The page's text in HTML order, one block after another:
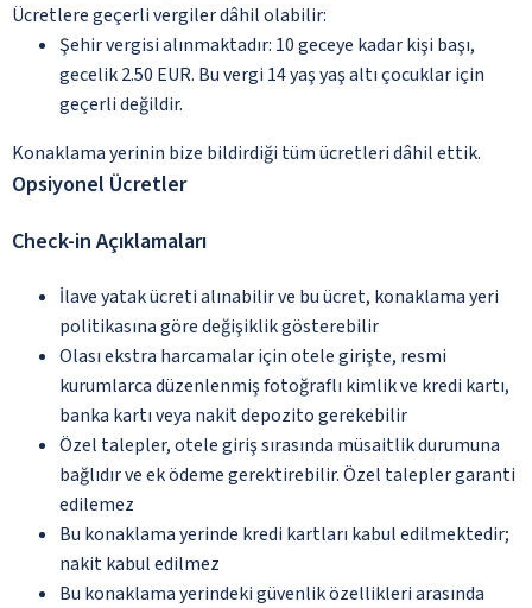
Ücretlere geçerli vergiler dâhil olabilir:
Şehir vergisi alınmaktadır: 10 geceye kadar kişi başı,
gecelik 2.50 EUR. Bu vergi 14 yaş yaş altı çocuklar için
geçerli değildir.
Konaklama yerinin bize bildirdiği tüm ücretleri dâhil ettik.
Opsiyonel Ücretler
Check-in Açıklamaları
İlave yatak ücreti alınabilir ve bu ücret, konaklama yeri
politikasına göre değişiklik gösterebilir
Olası ekstra harcamalar için otele girişte, resmi
kurumlarca düzenlenmiş fotoğraflı kimlik ve kredi kartı,
banka kartı veya nakit depozito gerekebilir
Özel talepler, otele giriş sırasında müsaitlik durumuna
bağlıdır ve ek ödeme gerektirebilir. Özel talepler garanti
edilemez
Bu konaklama yerinde kredi kartları kabul edilmektedir;
nakit kabul edilmez
Bu konaklama yerindeki güvenlik özellikleri arasında